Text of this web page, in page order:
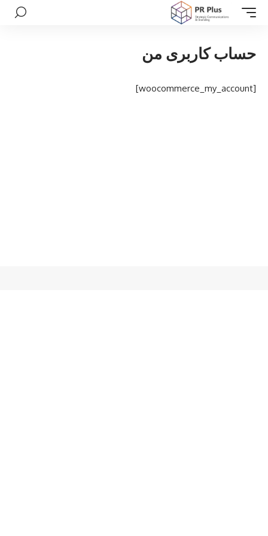
حساب کاربری من
[woocommerce_my_account]